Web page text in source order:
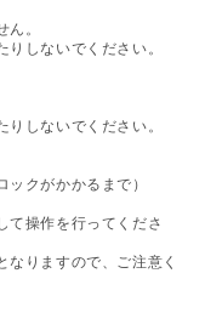
。
しないでください。
しないでください。
クがかかるまで）
て操作を行ってくださ
りますので、ご注意く